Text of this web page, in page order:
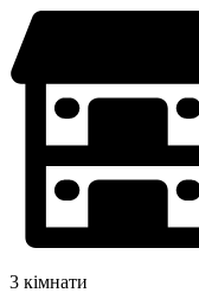
3 кімнати